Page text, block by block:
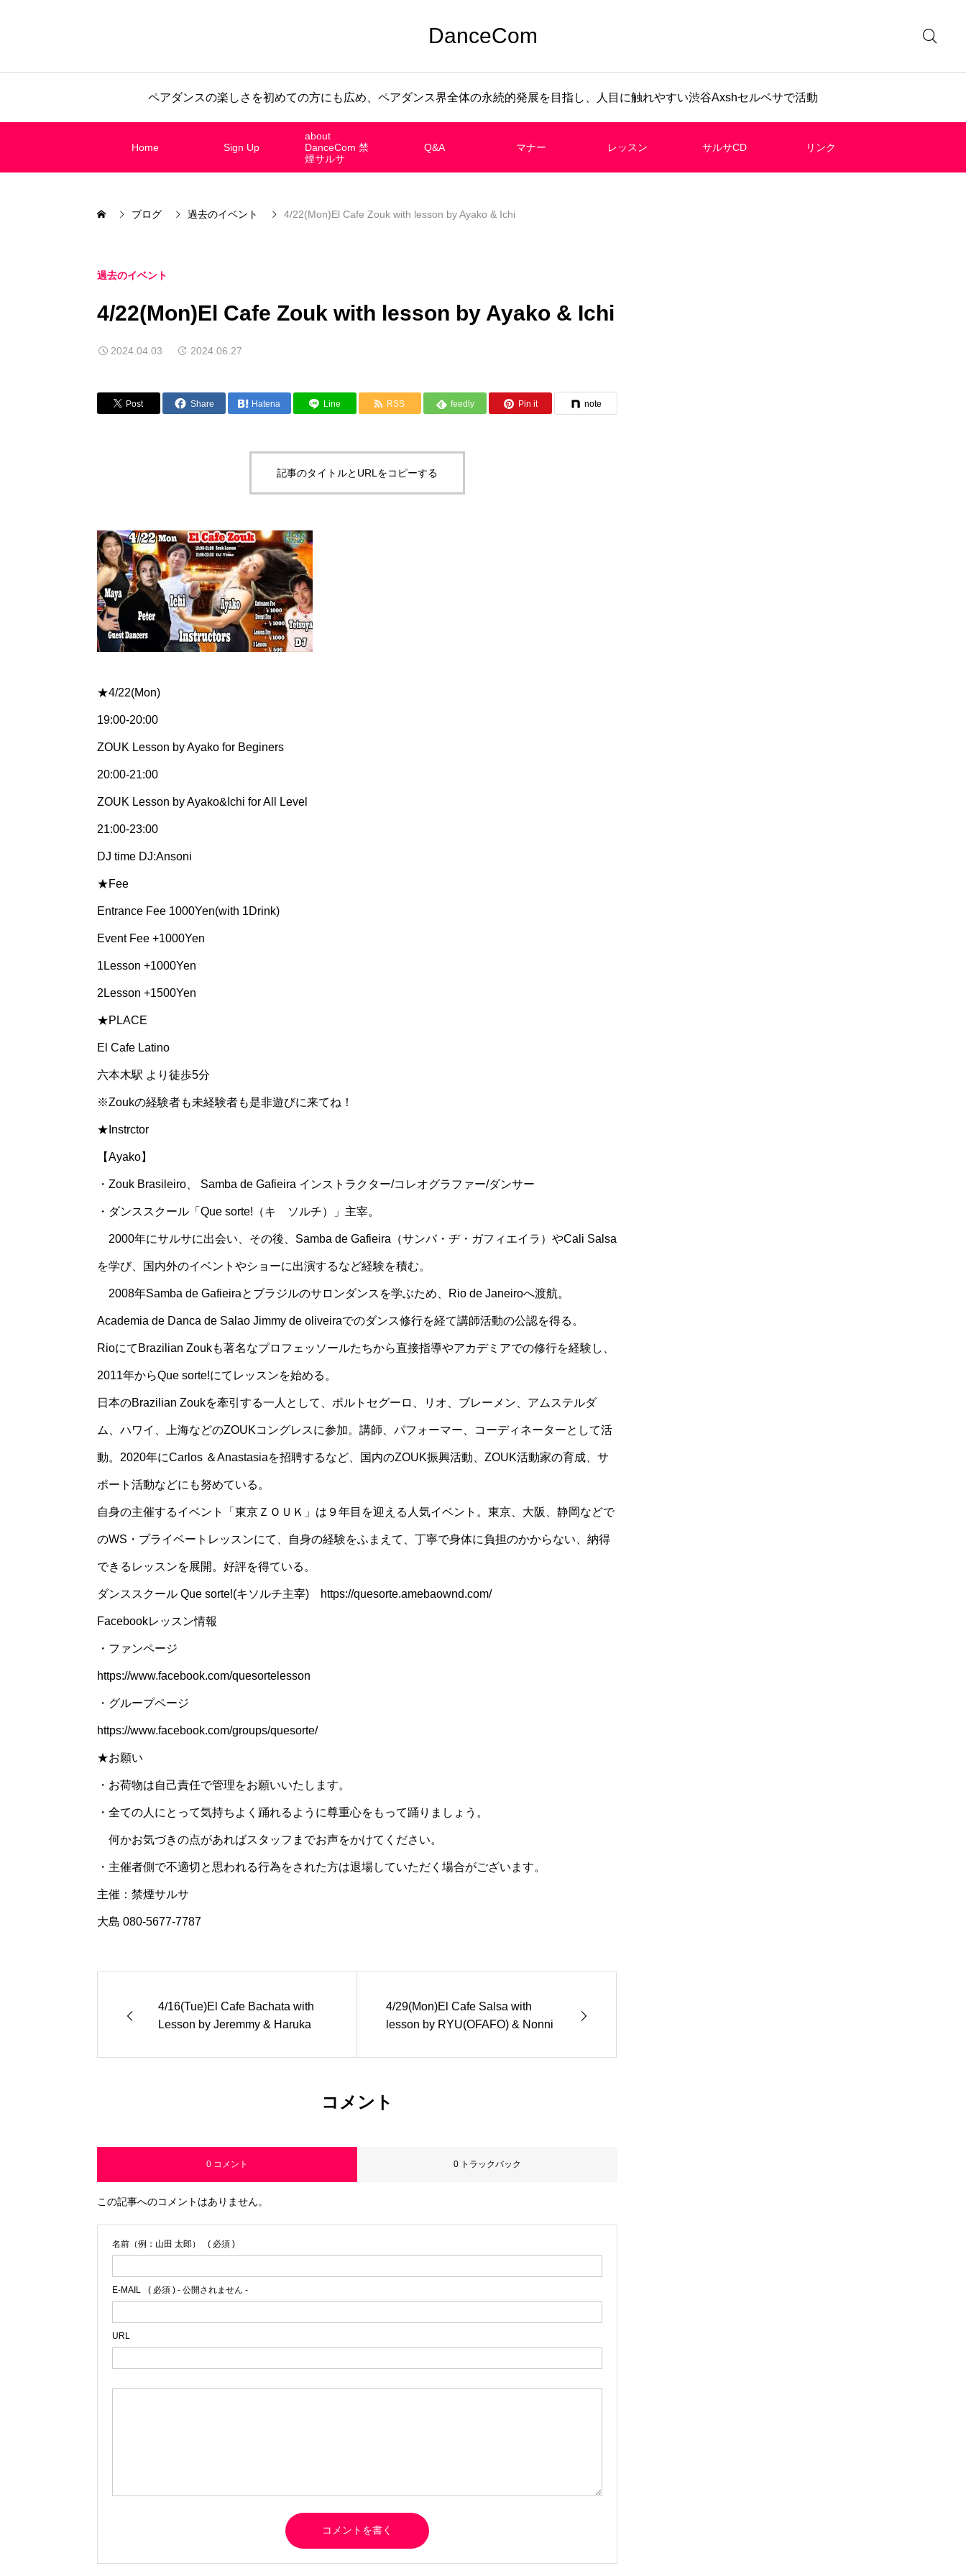
DanceCom
ペアダンスの楽しさを初めての方にも広め、ペアダンス界全体の永続的発展を目指し、人目に触れやすい渋谷Axshセルベサで活動
Home Sign Up
about
DanceCom 禁
煙サルサ
Q&A マナー レッスン サルサCD リンク
ブログ 過去のイベント 4/22(Mon)El Cafe Zouk with lesson by Ayako & Ichi
過去のイベント
4/22(Mon)El Cafe Zouk with lesson by Ayako & Ichi
2024.04.03 2024.06.27
Post Share Hatena Line RSS feedly Pin it note
記事のタイトルとURLをコピーする
★4/22(Mon)
19:00-20:00
ZOUK Lesson by Ayako for Beginers
20:00-21:00
ZOUK Lesson by Ayako&Ichi for All Level
21:00-23:00
DJ time DJ:Ansoni
★Fee
Entrance Fee 1000Yen(with 1Drink)
Event Fee +1000Yen
1Lesson +1000Yen
2Lesson +1500Yen
★PLACE
El Cafe Latino
六本木駅 より徒歩5分
※Zoukの経験者も未経験者も是非遊びに来てね！
★Instrctor
【Ayako】
・Zouk Brasileiro、 Samba de Gafieira インストラクター/コレオグラファー/ダンサー
・ダンススクール「Que sorte!（キ ソルチ）」主宰。
2000年にサルサに出会い、その後、Samba de Gafieira（サンバ・ヂ・ガフィエイラ）やCali Salsa
を学び、国内外のイベントやショーに出演するなど経験を積む。
2008年Samba de Gafieiraとブラジルのサロンダンスを学ぶため、Rio de Janeiroへ渡航。
Academia de Danca de Salao Jimmy de oliveiraでのダンス修行を経て講師活動の公認を得る。
RioにてBrazilian Zoukも著名なプロフェッソールたちから直接指導やアカデミアでの修行を経験し、
2011年からQue sorte!にてレッスンを始める。
日本のBrazilian Zoukを牽引する一人として、ポルトセグーロ、リオ、ブレーメン、アムステルダ
ム、ハワイ、上海などのZOUKコングレスに参加。講師、パフォーマー、コーディネーターとして活
動。2020年にCarlos ＆Anastasiaを招聘するなど、国内のZOUK振興活動、ZOUK活動家の育成、サ
ポート活動などにも努めている。
自身の主催するイベント「東京ＺＯＵＫ」は９年目を迎える人気イベント。東京、大阪、静岡などで
のWS・プライベートレッスンにて、自身の経験をふまえて、丁寧で身体に負担のかからない、納得
できるレッスンを展開。好評を得ている。
ダンススクール Que sorte!(キソルチ主宰) https://quesorte.amebaownd.com/
Facebookレッスン情報
・ファンページ
https://www.facebook.com/quesortelesson
・グループページ
https://www.facebook.com/groups/quesorte/
★お願い
・お荷物は自己責任で管理をお願いいたします。
・全ての人にとって気持ちよく踊れるように尊重心をもって踊りましょう。
何かお気づきの点があればスタッフまでお声をかけてください。
・主催者側で不適切と思われる行為をされた方は退場していただく場合がございます。
主催：禁煙サルサ
大島 080-5677-7787
4/16(Tue)El Cafe Bachata with
Lesson by Jeremmy & Haruka
4/29(Mon)El Cafe Salsa with
lesson by RYU(OFAFO) & Nonni
コメント
0 コメント 0 トラックバック
この記事へのコメントはありません。
名前（例：山田 太郎） ( 必須 )
E-MAIL ( 必須 ) - 公開されません -
URL